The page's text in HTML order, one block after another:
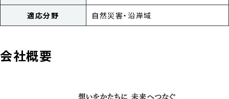
適応分野 自然災害・沿岸域
会社概要